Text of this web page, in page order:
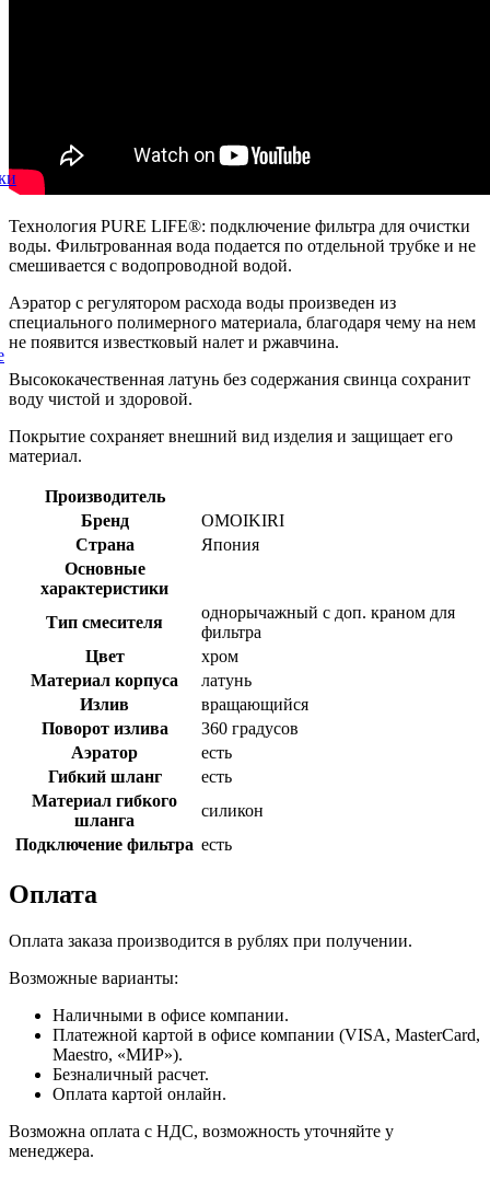
Технология PURE LIFE®: подключение фильтра для очистки
воды. Фильтрованная вода подается по отдельной трубке и не
смешивается с водопроводной водой.
Аэратор с регулятором расхода воды произведен из
специального полимерного материала, благодаря чему на нем
не появится известковый налет и ржавчина.
Высококачественная латунь без содержания свинца сохранит
воду чистой и здоровой.
Покрытие сохраняет внешний вид изделия и защищает его
материал.
Производитель
Бренд
OMOIKIRI
Страна
Япония
Основные
характеристики
Тип смесителя
однорычажный с доп. краном для
фильтра
Цвет
хром
Материал корпуса
латунь
Излив
вращающийся
Поворот излива
360 градусов
Аэратор
есть
Гибкий шланг
есть
Материал гибкого
шланга
силикон
Подключение фильтра есть
Оплата
Оплата заказа производится в рублях при получении.
Возможные варианты:
Наличными в офисе компании.
Платежной картой в офисе компании (VISA, MasterCard,
Maestro, «МИР»).
Безналичный расчет.
Оплата картой онлайн.
Возможна оплата с НДС, возможность уточняйте у
менеджера.